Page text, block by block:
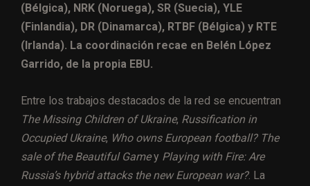
(Bélgica), NRK (Noruega), SR (Suecia), YLE
(Finlandia), DR (Dinamarca), RTBF (Bélgica) y RTE
(Irlanda). La coordinación recae en Belén López
Garrido, de la propia EBU.
Entre los trabajos destacados de la red se encuentran
The Missing Children of Ukraine, Russification in
Occupied Ukraine, Who owns European football? The
sale of the Beautiful Gamey Playing with Fire: Are
Russia’s hybrid attacks the new European war?. La